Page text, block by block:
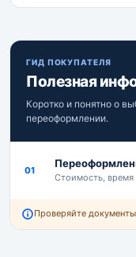
ГИД ПОКУПАТЕЛЯ
Полезная
Коротко и понятно о
переоформлении.
01
Стоимость,
Проверяйте